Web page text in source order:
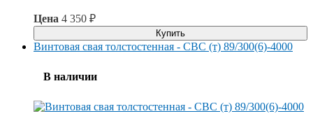
Цена 4 350 ₽
Купить
Винтовая свая толстостенная - СВС (т) 89/300(6)-4000
В наличии